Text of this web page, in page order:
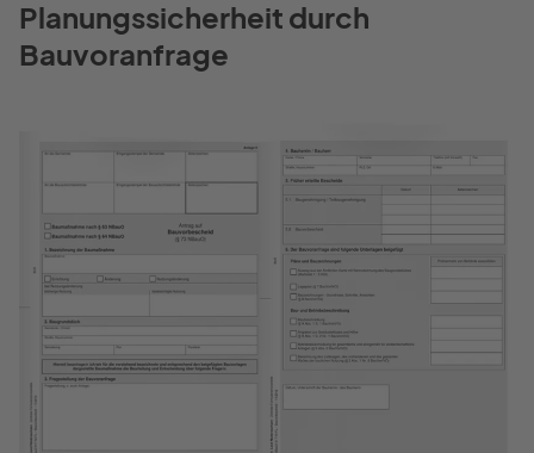
Planungssicherheit durch
Bauvoranfrage